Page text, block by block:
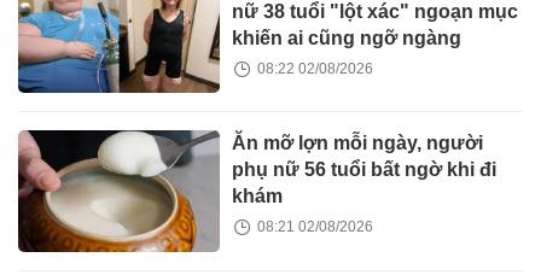
nữ 38 tuổi "lột xác" ngoạn mục
khiến ai cũng ngỡ ngàng
08:22 02/08/2026
Ăn mỡ lợn mỗi ngày, người
phụ nữ 56 tuổi bất ngờ khi đi
khám
08:21 02/08/2026